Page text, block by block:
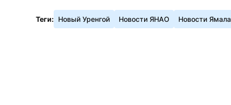
Теги: Новый Уренгой Новости ЯНАО Новости Ямала